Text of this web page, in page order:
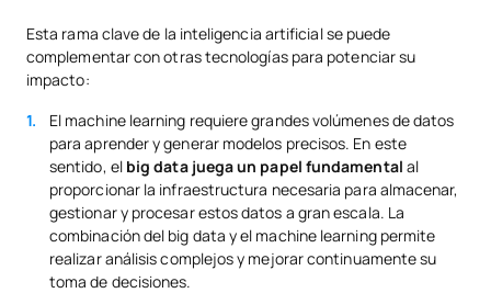
Esta rama clave de la inteligencia artificial se puede
complementar con otras tecnologías para potenciar su
impacto:
El machine learning requiere grandes volúmenes de datos
para aprender y generar modelos precisos. En este
sentido, el big data juega un papel fundamental al
proporcionar la infraestructura necesaria para almacenar,
gestionar y procesar estos datos a gran escala. La
combinación del big data y el machine learning permite
realizar análisis complejos y mejorar continuamente su
toma de decisiones.